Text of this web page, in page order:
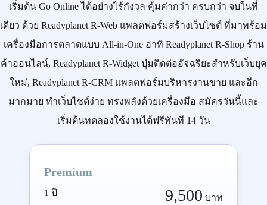
เริ่มต้น Go Onlineได้อย่างไร้กังวล คุ้มค่ากว่า ครบกว่า จบในที่
เดียว ด้วย Readyplanet R-Web แพลตฟอร์มสร้างเว็บไซต์ ที่มาพร้อม
เครื่องมือการตลาดแบบ All-in-Oneอาทิ Readyplanet R-Shopร้าน
ค้าออนไลน์, Readyplanet R-Widgetปุ่มติดต่ออัจฉริยะสำหรับเว็บยุค
ใหม่, Readyplanet R-CRMแพลตฟอร์มบริหารงานขาย และอีก
มากมาย ทำเว็บไซต์ง่าย ทรงพลังด้วยเครื่องมือ สมัครวันนี้และ
เริ่มต้นทดลองใช้งานได้ฟรีทันที 14 วัน
Premium
1 ปี 9,500 บาท